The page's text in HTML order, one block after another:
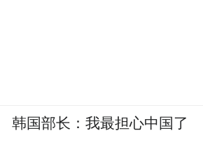
韩国部长：我最担心中国了